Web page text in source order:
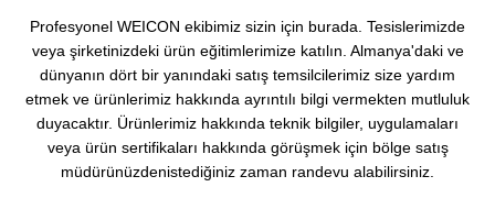
Profesyonel WEICON ekibimiz sizin için burada. Tesislerimizde
veya şirketinizdeki ürün eğitimlerimize katılın. Almanya'daki ve
dünyanın dört bir yanındaki satış temsilcilerimiz size yardım
etmek ve ürünlerimiz hakkında ayrıntılı bilgi vermekten mutluluk
duyacaktır. Ürünlerimiz hakkında teknik bilgiler, uygulamaları
veya ürün sertifikaları hakkında görüşmek için bölge satış
müdürünüzdenistediğiniz zaman randevu alabilirsiniz.